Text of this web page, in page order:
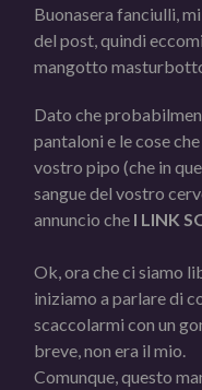
Buonasera fanciulli,
del post, quindi
mangotto
Dato che
pantaloni e le cose
vostro pipo (che in
sangue del vostro
annuncio che I LINK
Ok, ora che ci siamo
iniziamo a parlare di
scaccolarmi con un
breve, non era il mio.
Comunque, questo